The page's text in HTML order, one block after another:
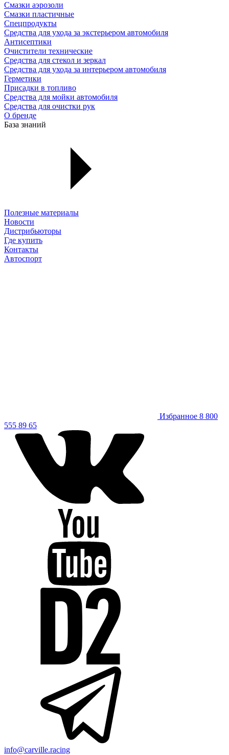
Смазки аэрозоли
Смазки пластичные
Спецпродукты
Средства для ухода за экстерьером автомобиля
Антисептики
Очистители технические
Средства для стекол и зеркал
Средства для ухода за интерьером автомобиля
Герметики
Присадки в топливо
Средства для мойки автомобиля
Средства для очистки рук
О бренде
База знаний
Полезные материалы
Новости
Дистрибьюторы
Где купить
Контакты
Автоспорт
Избранное 8 800
555 89 65
info@carville.racing